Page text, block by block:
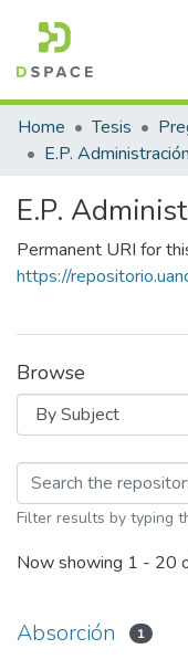
Communities &
All of DSpace
Home Tesis
E.P.
Permanent URI for
https://
Browse
Browsing
Filter results by typing
Now showing 1 - 20
Absorción 1